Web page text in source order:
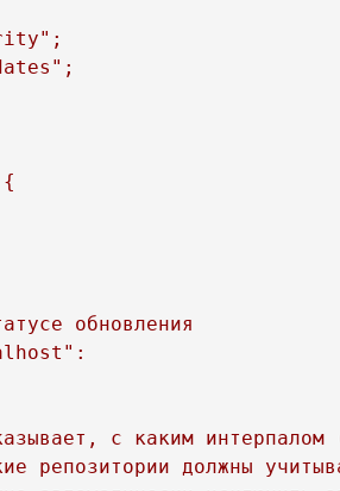
{
обновления
с каким интерпалом
репозитории должны